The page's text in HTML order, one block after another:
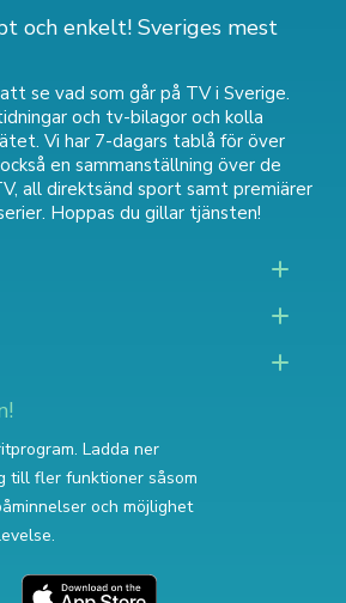
och enkelt! Sveriges mest
se vad som går på TV i Sverige.
och tv-bilagor och kolla
Vi har 7-dagars tablå för över
en sammanställning över de
, all direktsänd sport samt premiärer
. Hoppas du gillar tjänsten!
Ladda ner
till fler funktioner såsom
och möjlighet